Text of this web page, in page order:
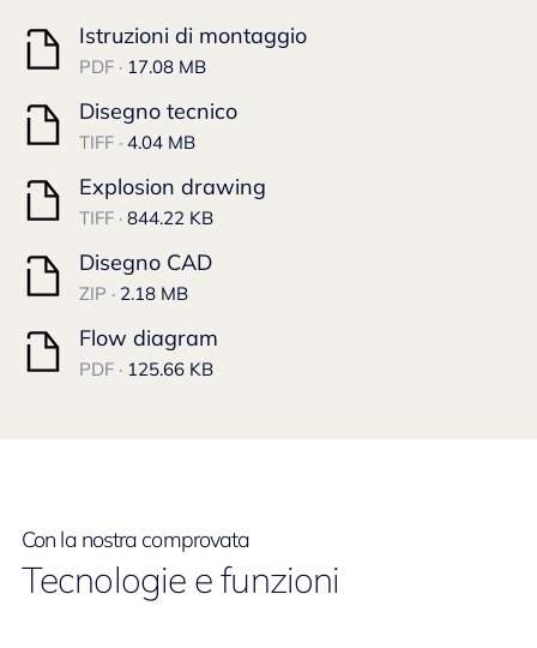
Istruzioni di montaggio
PDF · 17.08 MB
Disegno tecnico
TIFF · 4.04 MB
Explosion drawing
TIFF · 844.22 KB
Disegno CAD
ZIP · 2.18 MB
Flow diagram
PDF · 125.66 KB
Con la nostra comprovata
Tecnologie e funzioni